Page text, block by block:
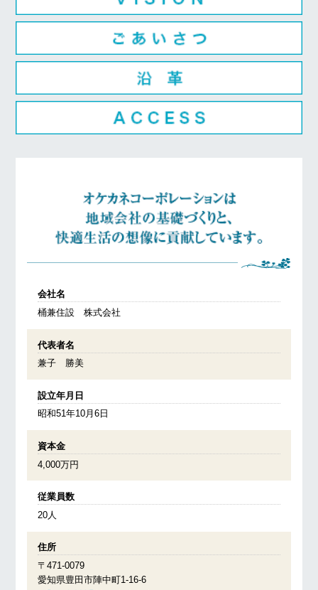
会社名
桶兼住設 株式会社
代表者名
兼子 勝美
設立年月日
昭和51年10月6日
資本金
4,000万円
従業員数
20人
住所
〒471-0079
愛知県豊田市陣中町1-16-6